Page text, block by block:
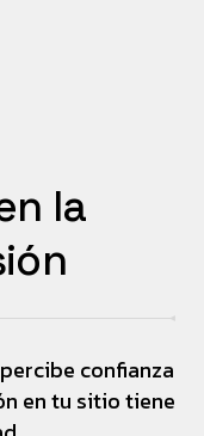
la
confianza
en tu sitio tiene